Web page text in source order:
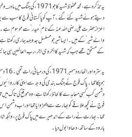
یہ تذکرہ ہے ،محمد محفوظ شہید کا
دیتے ہوئے شہید کئے گئے۔ آپ کو پاکستانی فوج کا سب سے
اعزاز حضرت علی رضی اللہ عنہ کے نام ‘حیدر ‘ سے موسوم ہے۔
والے شیر ‘ کے ہیں۔ایسا شیر جو مسلسل جدوجہد جاری رکھتا ہے
کے مستحق تھے جب کہ شہید کا اخروی اجر ،رب العالمین ہی
یہ
ہوچکا تھا ۔ پاک فوج نے جنگ بندی کی وجہ سے اپنی
دشمن کب کسی معاہدے کا لحاظ رکھتا ہے، وہ موقع کی تاک
فوج نے کچھ علاقے کو بھارت سے چھڑوایا تھا اور اب دشمن اس
تھا۔بھارت نے رات کے اندھیرے میں پاک فوج پر،واہگہ
بارود کے ساتھ ،دھاوا بول دیا۔